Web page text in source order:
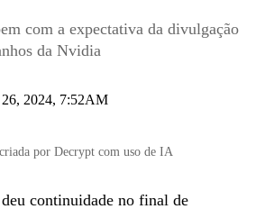
com a expectativa da divulgação
da Nvidia
2024, 7:52AM
por Decrypt com uso de IA
continuidade no final de